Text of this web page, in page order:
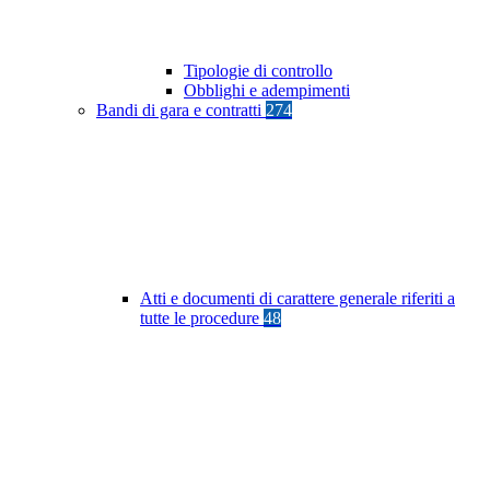
Tipologie di controllo
Obblighi e adempimenti
Bandi di gara e contratti 274
Atti e documenti di carattere generale riferiti a
tutte le procedure 48